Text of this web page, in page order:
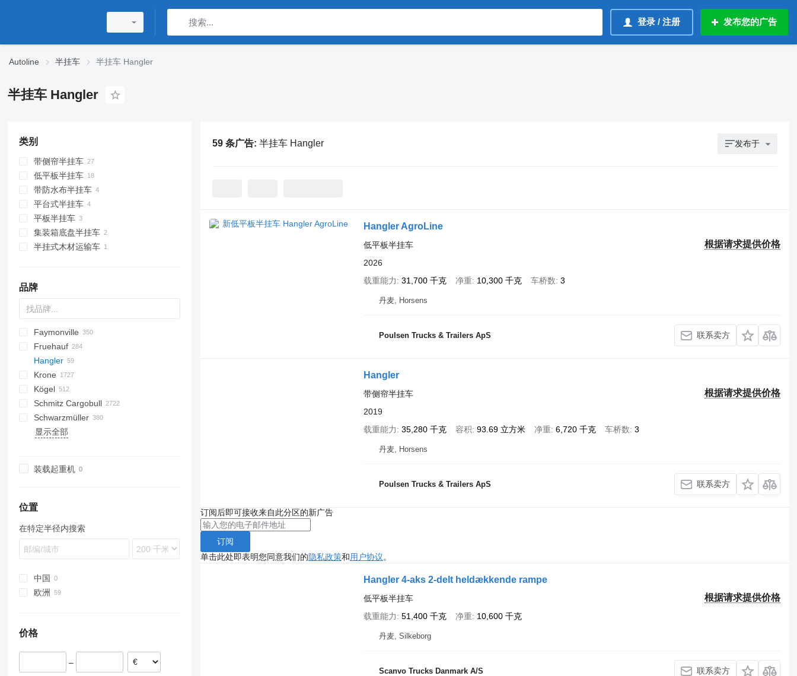
登录 / 注册 发布您的广告
Autoline 半挂车 半挂车 Hangler
半挂车 Hangler
类别
带侧帘半挂车
低平板半挂车
带防水布半挂车
平台式半挂车
平板半挂车
集装箱底盘半挂车
半挂式木材运输车
品牌
S44315CHC
OKA
OKHS
OKS
AS
PS
SFCL
HTS
Agriliner
Bulkliner
C-series
Jumboliner
Landliner
Optiliner
T-series
N-series
SAPL
S-series
KIS
NN
TRB
2 series
3 series
4 series
5 series
6 series
E series
TSAA
ADR
BPDO
BPO
CCS
CHKS
CSS
CSD
Inogam
Tecnogam
SG
LVO
CT
FT
EF
Sliding
Stack
ADR
OPL
OPP
A-series
Logo
P-series
Z-series
TXA
L-series
T-series
EM
19
37
ZDK
Faymonville
MAX
Multi
SPZ
STBZ
STN
STZ
DHKA
DHKS
DTS
EDK
SDS
SZS
TDK
FLO
HW
Fruehauf
Oplegger
T-series
TF
TX
SGB
SPZ
STN
STPA
STZ
THP
TU
GS
GA
DRO
GLT3
SB
NTG
STTM3N
Hangler
SDS-H
SDS-H 420
SDS-H 450
SDS-H 480
HSA
99981
DO
TO
S-series
KLP
D-series
S-series
T-series
SKD
SKM
SP
GTS
K-series
CF
Krone
Mega Liner
Profi Liner
SD
SDC
SDR
LB
SB
SC
SKB
Kögel
S 24
SK
SN
SW
0-2
0-3
O-3
LVFS
SR2
SBH
SGL
SK
LTF
LTP
SR
SBS
HTM
Eurolohr
TGA
MAX100
MAC
MNL
G-series
MHKS
MHPS
SA
SL
SD
MPG
MPS
MTS
AM
EURO
TRS
K-series
SPL
SVF
SMR
T-series
ONCR
EURO
MCO
OSD
S-series
EDK
OL
OGT
ET3
SXD
T-series
TXC
NPL
NS
NV
SBA
SCT
S-series
T669
C70
RHKS
RSBS
Premium
Euro
NS
ROC
Kaiser
Auriga
Formula
S-series
SP
Mega
S338
SR
R-series
EuroCombi
EuroCompact
FlatCombi
Schmitz Cargobull
KO
MEGA
SCF
SKO
SPR
SW
Schwarzmüller
HKS
SPA
CS
SP
SGL
S-series
AM
TCH
4.SOU
F-series
KP
GL
LPRS
D 651
SP
ST
FS
A-series
SZ
36
VO
LPRS
S 327
NJ
D-series
36
47
L-series
显示全部
装载起重机
位置
在特定半径内搜索
中国
欧洲
价格
–
59 条广告: 半挂车 Hangler 发布于
Hangler AgroLine
根据请求提供价格
低平板半挂车
2026
载重能力
31,700 千克 净重 10,300 千克 车桥数 3
丹麦, Horsens
Poulsen Trucks & Trailers ApS 联系卖方
Hangler
根据请求提供价格
带侧帘半挂车
2019
载重能力
35,280 千克 容积 93.69 立方米 净重 6,720 千克 车桥数 3
丹麦, Horsens
Poulsen Trucks & Trailers ApS 联系卖方
订阅后即可接收来自此分区的新广告
订阅
单击此处即表明您同意我们的隐私政策和用户协议。
Hangler 4-aks 2-delt heldækkende rampe
根据请求提供价格
低平板半挂车
载重能力
51,400 千克 净重 10,600 千克
丹麦, Silkeborg
Scanvo Trucks Danmark A/S 联系卖方